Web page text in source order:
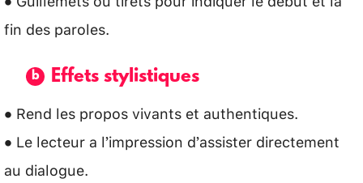
fin des paroles.
Effets stylistiques
• Rend les propos vivants et authentiques.
• Le lecteur a l’impression d’assister directement
au dialogue.